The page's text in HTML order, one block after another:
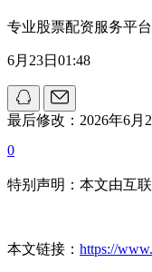
专业股票配资服务平台
6月23日01:48
最后修改：2026年6月
0
特别声明：本文由互
本文链接： https://